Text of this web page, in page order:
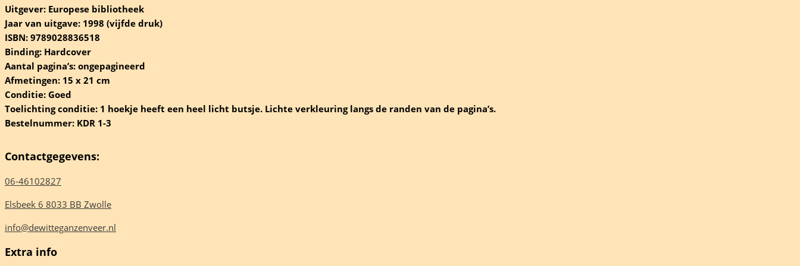
Uitgever: Europese bibliotheek
Jaar van uitgave: 1998 (vijfde druk)
ISBN: 9789028836518
Binding: Hardcover
Aantal pagina’s: ongepagineerd
Afmetingen: 15 x 21 cm
Conditie: Goed
Toelichting conditie: 1 hoekje heeft een heel licht butsje. Lichte verkleuring langs de randen van de pagina’s.
Bestelnummer: KDR 1-3
Contactgegevens:
06-46102827
Elsbeek 6 8033 BB Zwolle
info@dewitteganzenveer.nl
Extra info